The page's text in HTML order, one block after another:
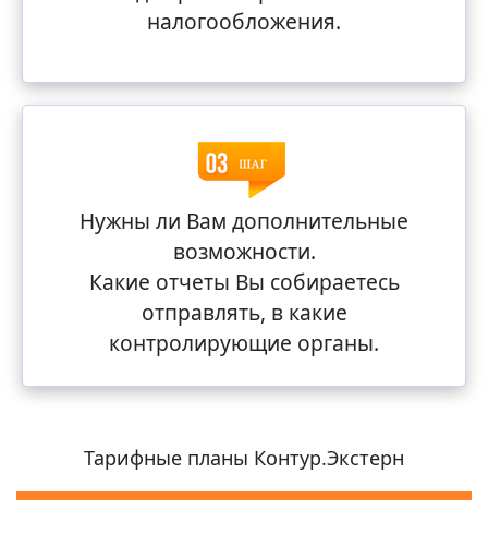
налогообложения.
Нужны ли Вам дополнительные
возможности.
Какие отчеты Вы собираетесь
отправлять, в какие
контролирующие органы.
Тарифные планы Контур.Экстерн